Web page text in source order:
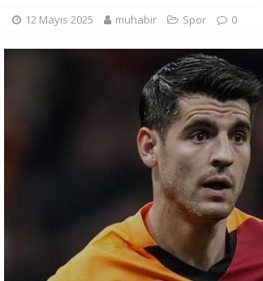
12 Mayıs 2025 muhabir Spor 0